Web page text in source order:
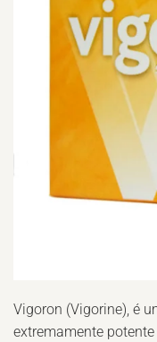
Vigoron (Vigorine), é
extremamente